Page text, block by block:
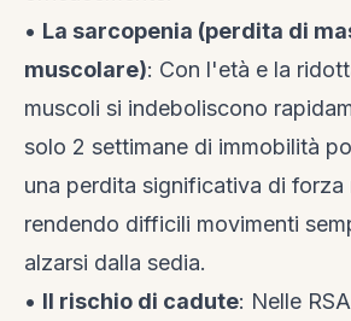
• La sarcopenia (perdita di
muscolare): Con l'età e la
muscoli si indeboliscono
solo 2 settimane di immobilità
una perdita significativa di forza
rendendo difficili movimenti
alzarsi dalla sedia.
• Il rischio di cadute: Nelle